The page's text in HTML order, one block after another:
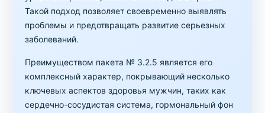
Такой подход позволяет своевременно выявлять
проблемы и предотвращать развитие серьезных
заболеваний.
Преимуществом пакета № 3.2.5 является его
комплексный характер, покрывающий несколько
ключевых аспектов здоровья мужчин, таких как
сердечно-сосудистая система, гормональный фон